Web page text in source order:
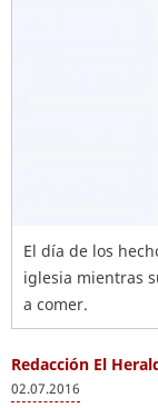
El día de los
iglesia mientras
a comer.
Redacción El
02.07.2016